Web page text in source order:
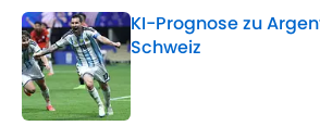
KI-Prognose zu
Schweiz
Published by on Invalid